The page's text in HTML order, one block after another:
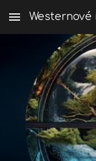
Skip to main content
Westernové